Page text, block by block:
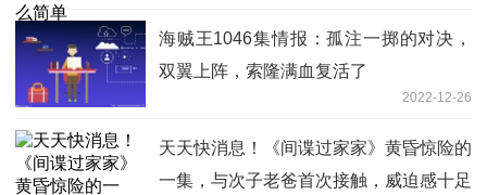
海贼王1046集情报：孤注一掷的对决，
双翼上阵，索隆满血复活了
2022-12-26
天天快消息！《间谍过家家》黄昏惊险的
一集，与次子老爸首次接触，威迫感十足